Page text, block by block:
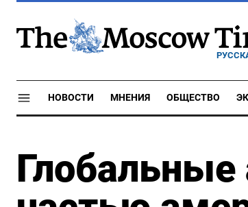
НОВОСТИ МНЕНИЯ ОБЩЕСТВО